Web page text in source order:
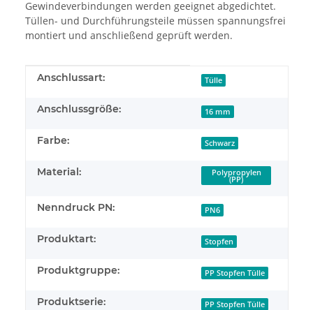
Gewindeverbindungen werden geeignet abgedichtet.
Tüllen- und Durchführungsteile müssen spannungsfrei
montiert und anschließend geprüft werden.
Produkteigenschaft
Wert
Anschlussart: Tülle
Anschlussgröße: 16 mm
Farbe: Schwarz
Material: Polypropylen
(PP)
Nenndruck PN: PN6
Produktart: Stopfen
Produktgruppe: PP Stopfen Tülle
Produktserie: PP Stopfen Tülle